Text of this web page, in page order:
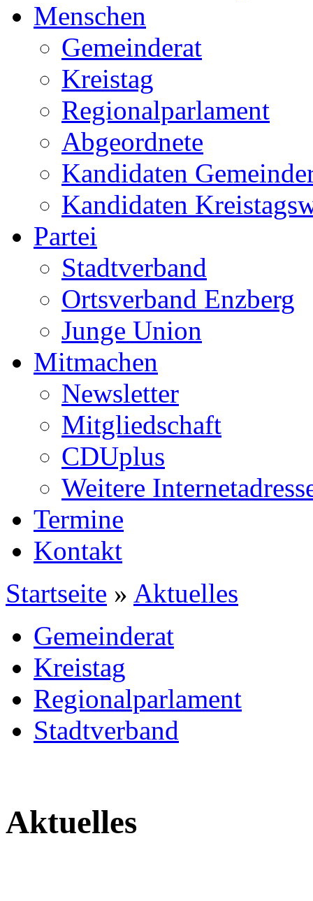
Menschen
Gemeinderat
Kreistag
Regionalparlament
Abgeordnete
Kandidaten
Kandidaten
Partei
Stadtverband
Ortsverband Enzberg
Junge Union
Mitmachen
Newsletter
Mitgliedschaft
CDUplus
Weitere
Termine
Kontakt
Startseite » Aktuelles
Gemeinderat
Kreistag
Regionalparlament
Stadtverband
Aktuelles